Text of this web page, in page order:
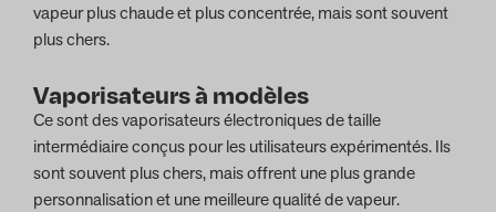
vapeur plus chaude et plus concentrée, mais sont souvent
plus chers.
Vaporisateurs à modèles
Ce sont des vaporisateurs électroniques de taille
intermédiaire conçus pour les utilisateurs expérimentés. Ils
sont souvent plus chers, mais offrent une plus grande
personnalisation et une meilleure qualité de vapeur.